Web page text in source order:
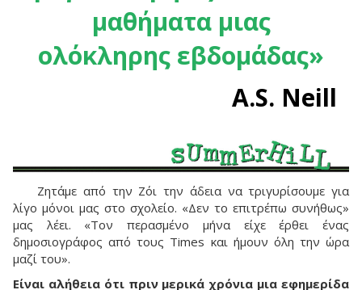
μαθήματα μιας
ολόκληρης εβδομάδας»
A.S. Neill
Ζητάμε από την Ζόι την άδεια να τριγυρίσουμε για
λίγο μόνοι μας στο σχολείο. «Δεν το επιτρέπω συνήθως»
μας λέει. «Τον περασμένο μήνα είχε έρθει ένας
δημοσιογράφος από τους Times και ήμουν όλη την ώρα
μαζί του».
Είναι αλήθεια ότι πριν μερικά χρόνια μια εφημερίδα